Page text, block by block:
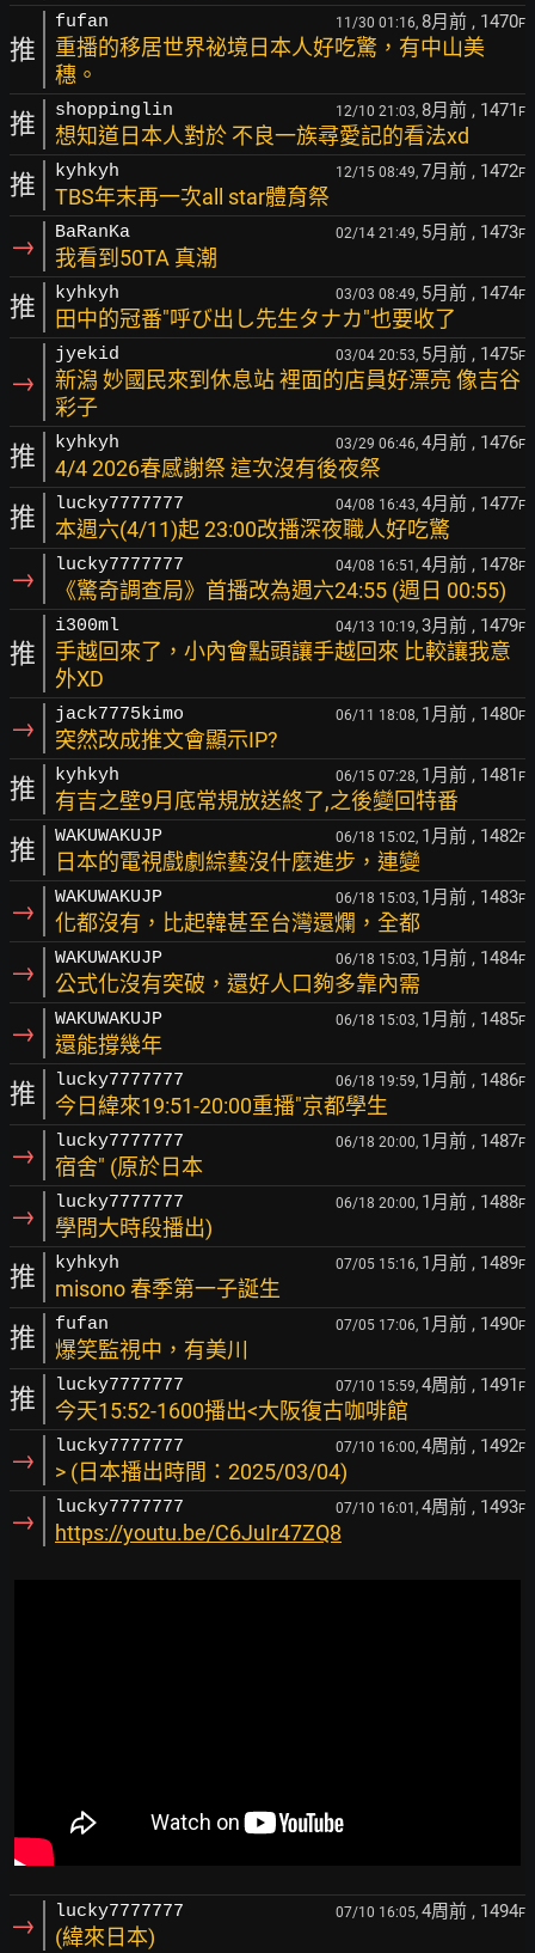
推
fufan 11/30 01:16, 8月前 , 1470F
重播的移居世界祕境日本人好吃驚，有中山美
穗。
推 shoppinglin 12/10 21:03, 8月前 , 1471 F
想知道日本人對於 不良一族尋愛記的看法xd
推 kyhkyh 12/15 08:49, 7月前 , 1472F
TBS年末再一次all star體育祭
→ BaRanKa 02/14 21:49, 5月前 , 1473F
我看到50TA 真潮
推 kyhkyh 03/03 08:49, 5月前 , 1474F
田中的冠番"呼び出し先生タナカ"也要收了
→
jyekid 03/04 20:53, 5月前 , 1475F
新潟 妙國民來到休息站 裡面的店員好漂亮 像吉谷
彩子
推 kyhkyh 03/29 06:46, 4月前 , 1476F
4/4 2026春感謝祭 這次沒有後夜祭
推 lucky7777777 04/08 16:43, 4月前 , 1477F
本週六(4/11)起 23:00改播深夜職人好吃驚
→ lucky7777777 04/08 16:51, 4月前 , 1478F
《驚奇調查局》首播改為週六24:55 (週日 00:55)
推
i300ml 04/13 10:19, 3月前 , 1479F
手越回來了，小內會點頭讓手越回來 比較讓我意
外XD
→ jack7775kimo 06/11 18:08, 1月前 , 1480F
突然改成推文會顯示IP?
推 kyhkyh 06/15 07:28, 1月前 , 1481 F
有吉之壁9月底常規放送終了,之後變回特番
推 WAKUWAKUJP 06/18 15:02, 1月前 , 1482F
日本的電視戲劇綜藝沒什麼進步，連變
→ WAKUWAKUJP 06/18 15:03, 1月前 , 1483F
化都沒有，比起韓甚至台灣還爛，全都
→ WAKUWAKUJP 06/18 15:03, 1月前 , 1484F
公式化沒有突破，還好人口夠多靠內需
→ WAKUWAKUJP 06/18 15:03, 1月前 , 1485F
還能撐幾年
推 lucky7777777 06/18 19:59, 1月前 , 1486F
今日緯來19:51-20:00重播"京都學生
→ lucky7777777 06/18 20:00, 1月前 , 1487F
宿舍" (原於日本
→ lucky7777777 06/18 20:00, 1月前 , 1488F
學問大時段播出)
推 kyhkyh 07/05 15:16, 1月前 , 1489F
misono 春季第一子誕生
推 fufan 07/05 17:06, 1月前 , 1490F
爆笑監視中，有美川
推 lucky7777777 07/10 15:59, 4周前 , 1491 F
今天15:52-1600播出<大阪復古咖啡館
→ lucky7777777 07/10 16:00, 4周前 , 1492F
> (日本播出時間：2025/03/04)
→ lucky7777777 07/10 16:01, 4周前 , 1493F
https://youtu.be/C6JuIr47ZQ8
→ lucky7777777 07/10 16:05, 4周前 , 1494F
(緯來日本)